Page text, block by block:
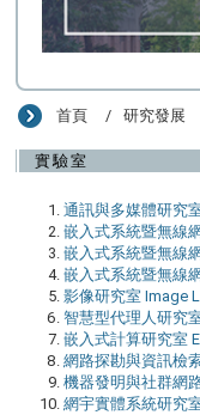
首頁 研究發展
實驗室
通訊與多媒體研究
嵌入式系統暨無線
嵌入式系統暨無線
嵌入式系統暨無線
影像研究室 Image
智慧型代理人研究
嵌入式計算研究室
網路探勘與資訊檢
機器發明與社群網
網宇實體系統研究